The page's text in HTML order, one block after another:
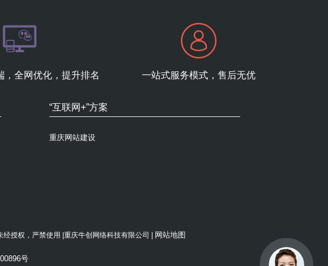
，全网优化，提升排名 一站式服务模式，售后无优
“互联网+”方案
重庆网站建设
授权，严禁使用 |重庆牛创网络科技有限公司 | 网站地图
号